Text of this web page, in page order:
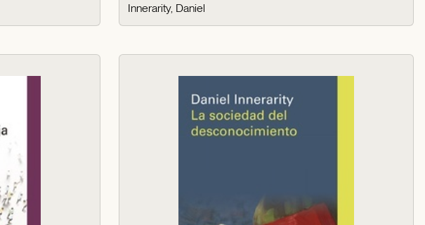
Innerarity, Daniel